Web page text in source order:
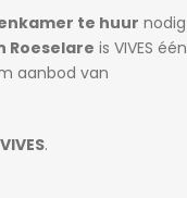
te huur nodig
Roeselare is VIVES één
aanbod van
.